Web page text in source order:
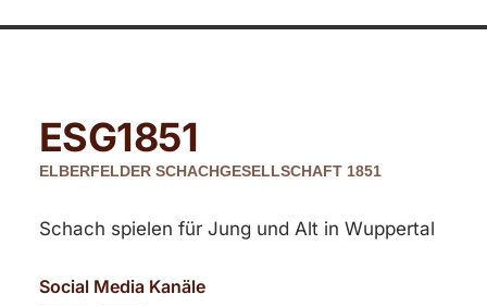
ESG1851
ELBERFELDER SCHACHGESELLSCHAFT 1851
Schach spielen für Jung und Alt in Wuppertal
Social Media Kanäle